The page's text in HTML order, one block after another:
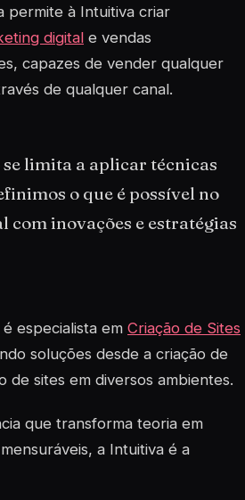
permite à Intuitiva criar
digital e vendas
capazes de vender qualquer
de qualquer canal.
limita a aplicar técnicas
o que é possível no
inovações e estratégias
especialista em Criação de Sites
soluções desde a criação de
de sites em diversos ambientes.
que transforma teoria em
a Intuitiva é a